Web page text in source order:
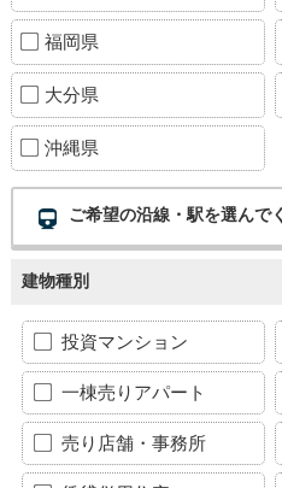
福岡県
大分県
沖縄県
ご希望の沿線・駅を選んで
建物種別
投資マンション
一棟売りアパート
売り店舗・事務所